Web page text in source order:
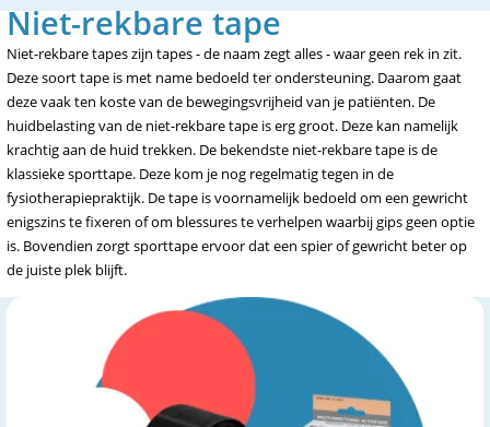
Niet-rekbare tape
Niet-rekbare tapes zijn tapes - de naam zegt alles - waar geen rek in zit.
Deze soort tape is met name bedoeld ter ondersteuning. Daarom gaat
deze vaak ten koste van de bewegingsvrijheid van je patiënten. De
huidbelasting van de niet-rekbare tape is erg groot. Deze kan namelijk
krachtig aan de huid trekken. De bekendste niet-rekbare tape is de
klassieke sporttape. Deze kom je nog regelmatig tegen in de
fysiotherapiepraktijk. De tape is voornamelijk bedoeld om een gewricht
enigszins te fixeren of om blessures te verhelpen waarbij gips geen optie
is. Bovendien zorgt sporttape ervoor dat een spier of gewricht beter op
de juiste plek blijft.